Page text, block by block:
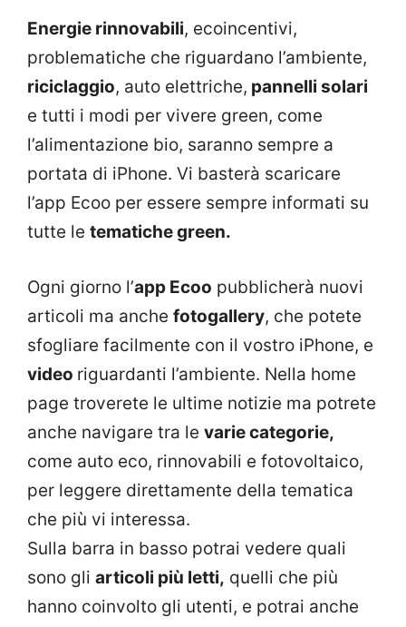
Energie rinnovabili, ecoincentivi,
problematiche che riguardano l’ambiente,
riciclaggio, auto elettriche, pannelli solari
e tutti i modi per vivere green, come
l’alimentazione bio, saranno sempre a
portata di iPhone. Vi basterà scaricare
l’app Ecoo per essere sempre informati su
tutte le tematiche green.
Ogni giorno l’app Ecoo pubblicherà nuovi
articoli ma anche fotogallery, che potete
sfogliare facilmente con il vostro iPhone, e
video riguardanti l’ambiente. Nella home
page troverete le ultime notizie ma potrete
anche navigare tra le varie categorie,
come auto eco, rinnovabili e fotovoltaico,
per leggere direttamente della tematica
che più vi interessa.
Sulla barra in basso potrai vedere quali
sono gli articoli più letti, quelli che più
hanno coinvolto gli utenti, e potrai anche